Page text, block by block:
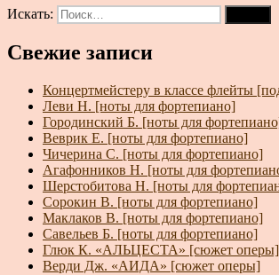
Искать:
Свежие записи
Концертмейстеру в классе флейты
Леви Н. [ноты для фортепиано]
Городинский Б. [ноты для
Веврик Е. [ноты для фортепиано]
Чичерина С. [ноты для фортепиано]
Агафонников Н. [ноты для
Шерстобитова Н. [ноты для
Сорокин В. [ноты для фортепиано]
Маклаков В. [ноты для фортепиано]
Савельев Б. [ноты для фортепиано]
Глюк К. «АЛЬЦЕСТА» [сюжет оперы]
Верди Дж. «АИДА» [сюжет оперы]